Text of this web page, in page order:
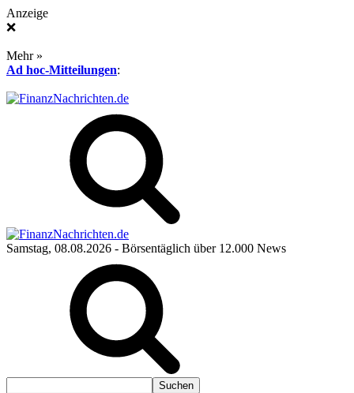
Anzeige
❌
Mehr »
Ad hoc-Mitteilungen:
Samstag, 08.08.2026 - Börsentäglich über 12.000 News